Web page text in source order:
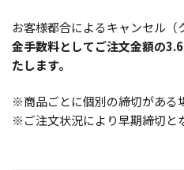
お客様都合によるキャンセル（
金手数料としてご注文金額の
たします。
※商品ごとに個別の締切がある
※ご注文状況により早期締切と